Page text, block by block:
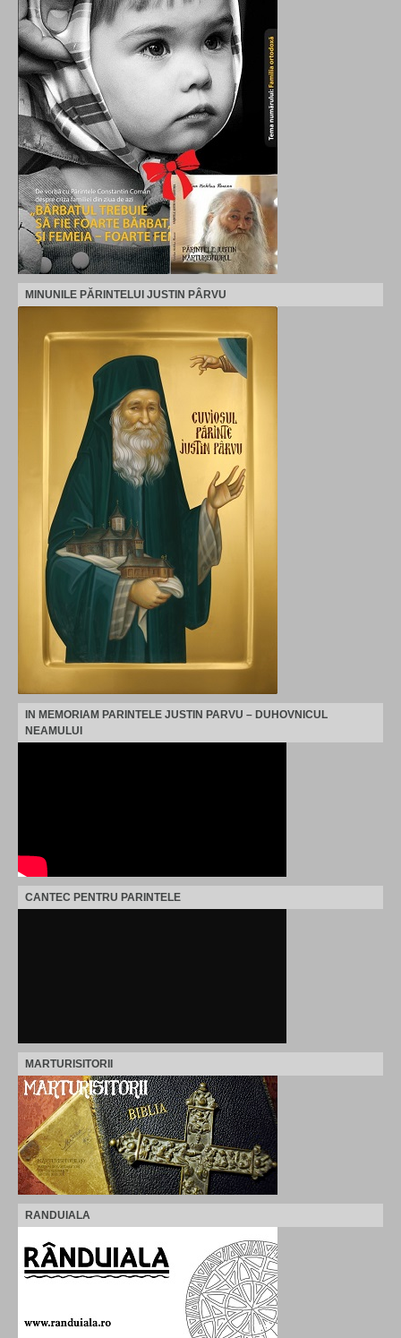
MINUNILE PĂRINTELUI JUSTIN PÂRVU
IN MEMORIAM PARINTELE JUSTIN PARVU – DUHOVNICUL
NEAMULUI
CANTEC PENTRU PARINTELE
MARTURISITORII
RANDUIALA